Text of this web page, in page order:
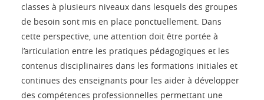
classes à plusieurs niveaux dans lesquels des groupes
de besoin sont mis en place ponctuellement. Dans
cette perspective, une attention doit être portée à
l’articulation entre les pratiques pédagogiques et les
contenus disciplinaires dans les formations initiales et
continues des enseignants pour les aider à développer
des compétences professionnelles permettant une